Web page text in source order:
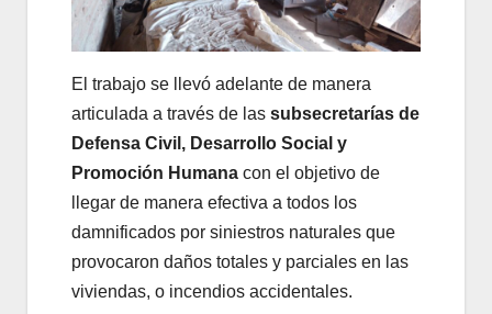
El trabajo se llevó adelante de manera
articulada a través de las subsecretarías de
Defensa Civil, Desarrollo Social y
Promoción Humana con el objetivo de
llegar de manera efectiva a todos los
damnificados por siniestros naturales que
provocaron daños totales y parciales en las
viviendas, o incendios accidentales.